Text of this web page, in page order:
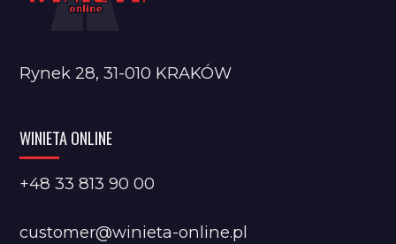
Rynek 28, 31-010 KRAKÓW
WINIETA ONLINE
+48 33 813 90 00
customer@winieta-online.pl